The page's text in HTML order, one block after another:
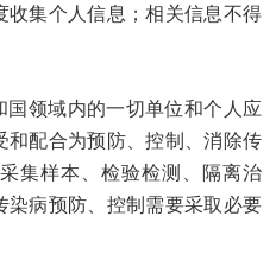
收集个人信息；相关信息不得
领域内的一切单位和个人应
和配合为预防、控制、消除传
集样本、检验检测、隔离治
染病预防、控制需要采取必要